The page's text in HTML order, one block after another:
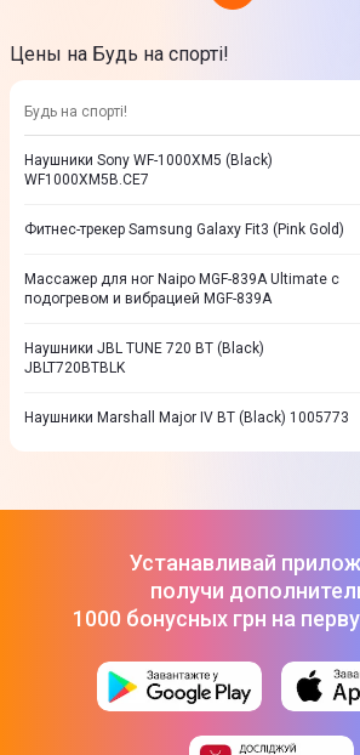
Цены на Будь на спорті!
Будь на спорті!
Наушники Sony WF-1000XM5 (Black)
WF1000XM5B.CE7
Фитнес-трекер Samsung Galaxy Fit3 (Pink Gold)
Массажер для ног Naipo MGF-839А Ultimate с
подогревом и вибрацией MGF-839А
Наушники JBL TUNE 720 BT (Black)
JBLT720BTBLK
Наушники Marshall Major IV BT (Black) 1005773
Устанавливай
получи
1000 бонусных грн на